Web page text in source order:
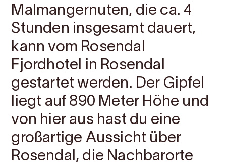
Malmangernuten, die ca. 4
Stunden insgesamt dauert,
kann vom Rosendal
Fjordhotel in Rosendal
gestartet werden. Der Gipfel
liegt auf 890 Meter Höhe und
von hier aus hast du eine
großartige Aussicht über
Rosendal, die Nachbarorte